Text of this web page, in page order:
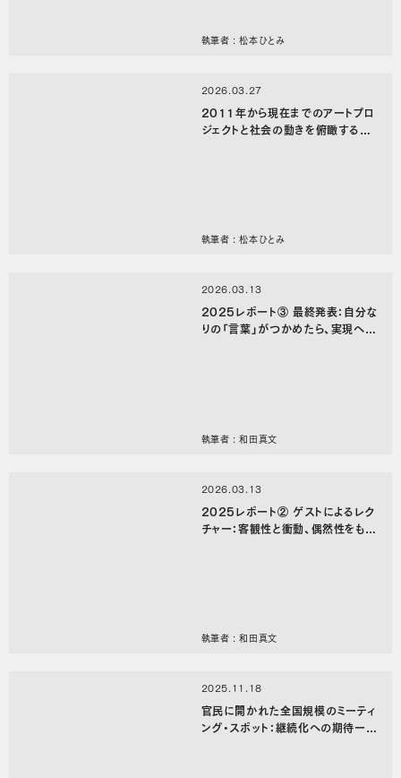
執筆者 : 松本ひとみ
2026.03.27
2011年から現在までのアートプロ
ジェクトと社会の動きを俯瞰する｜
執筆者 : 松本ひとみ
2026.03.13
2025レポート③ 最終発表：自分な
りの「言葉」がつかめたら、実現への
執筆者 : 和田真文
2026.03.13
2025レポート② ゲストによるレク
チャー：客観性と衝動、偶然性をもち
執筆者 : 和田真文
2025.11.18
官民に開かれた全国規模のミーティ
ング・スポット：継続化への期待ー2